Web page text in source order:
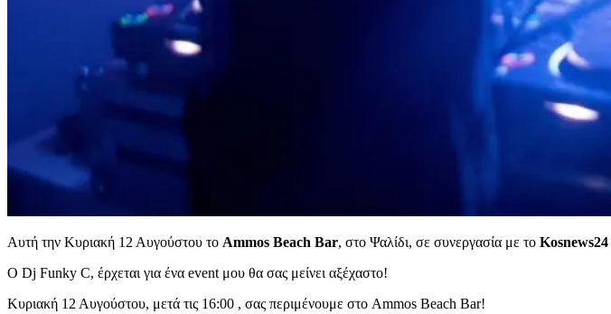
Αυτή την Κυριακή 12 Αυγούστου το Ammos Beach Bar, στο Ψαλίδι, σε συνεργασία με το Kosnews24
O Dj Funky C, έρχεται για ένα event μου θα σας μείνει αξέχαστο!
Κυριακή 12 Αυγούστου, μετά τις 16:00 , σας περιμένουμε στο Ammos Beach Bar!